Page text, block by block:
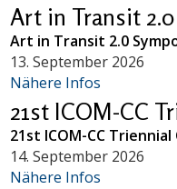
Art in Transit
Art in Transit 2.0
13. September 2026
Nähere Infos
21st ICOM-CC
21st ICOM-CC
14. September 2026
Nähere Infos